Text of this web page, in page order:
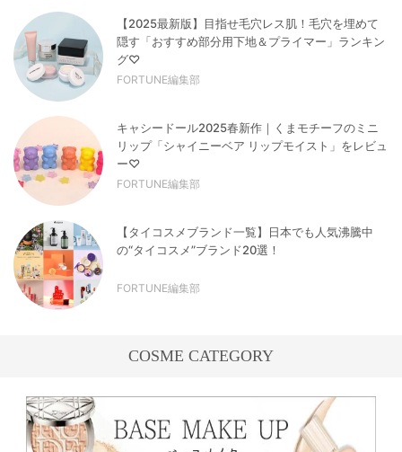
【2025最新版】目指せ毛穴レス肌！毛穴を埋めて
隠す「おすすめ部分用下地＆プライマー」ランキン
グ♡
FORTUNE編集部
キャシードール2025春新作｜くまモチーフのミニ
リップ「シャイニーベア リップモイスト」をレビュ
ー♡
FORTUNE編集部
【タイコスメブランド一覧】日本でも人気沸騰中
の“タイコスメ”ブランド20選！
FORTUNE編集部
COSME CATEGORY